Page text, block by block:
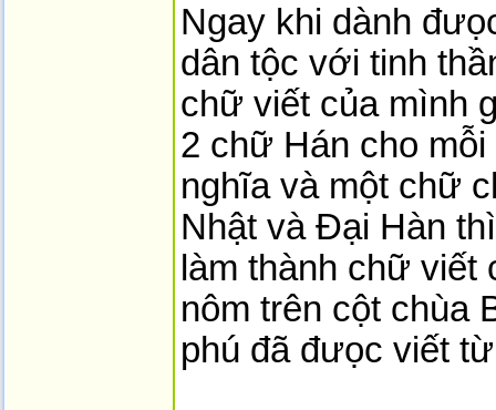
Ngay khi dành
dân tộc với tinh
chữ viết của mình
2 chữ Hán cho
nghĩa và một chữ
Nhật và Đại Hàn
làm thành chữ
nôm trên cột chùa
phú đã đưọc viết